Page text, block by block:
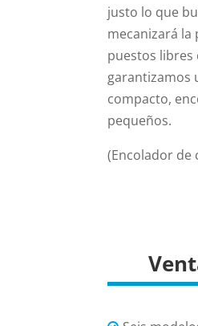
justo lo que
mecanizará la
puestos libres
garantizamos
compacto,
pequeños.
(Encolador de